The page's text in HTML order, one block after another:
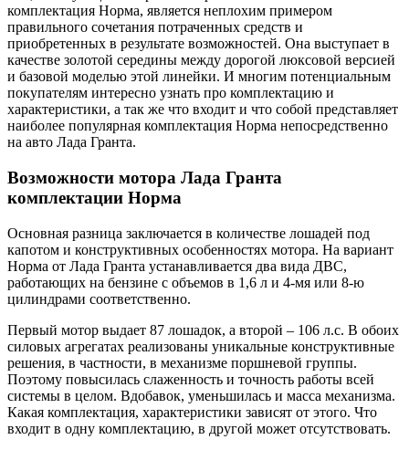
комплектация Норма, является неплохим примером
правильного сочетания потраченных средств и
приобретенных в результате возможностей. Она выступает в
качестве золотой середины между дорогой люксовой версией
и базовой моделью этой линейки. И многим потенциальным
покупателям интересно узнать про комплектацию и
характеристики, а так же что входит и что собой представляет
наиболее популярная комплектация Норма непосредственно
на авто Лада Гранта.
Возможности мотора Лада Гранта
комплектации Норма
Основная разница заключается в количестве лошадей под
капотом и конструктивных особенностях мотора. На вариант
Норма от Лада Гранта устанавливается два вида ДВС,
работающих на бензине с объемов в 1,6 л и 4-мя или 8-ю
цилиндрами соответственно.
Первый мотор выдает 87 лошадок, а второй – 106 л.с. В обоих
силовых агрегатах реализованы уникальные конструктивные
решения, в частности, в механизме поршневой группы.
Поэтому повысилась слаженность и точность работы всей
системы в целом. Вдобавок, уменьшилась и масса механизма.
Какая комплектация, характеристики зависят от этого. Что
входит в одну комплектацию, в другой может отсутствовать.